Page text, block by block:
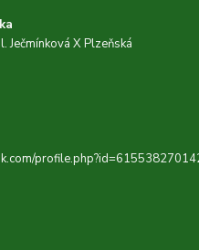
Ječmínková X Plzeňská